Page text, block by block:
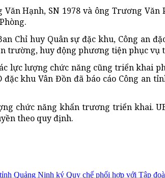
Hạnh, SN 1978 và ông Trương Văn
Chỉ huy Quân sự đặc khu, Công an
trường, huy động phương tiện phục vụ
lực lượng chức năng cũng triển khai
khu Vân Đồn đã báo cáo Công an
chức năng khẩn trương triển khai.
theo quy định.
Quảng Ninh ký Quy chế phối hợp với Tập